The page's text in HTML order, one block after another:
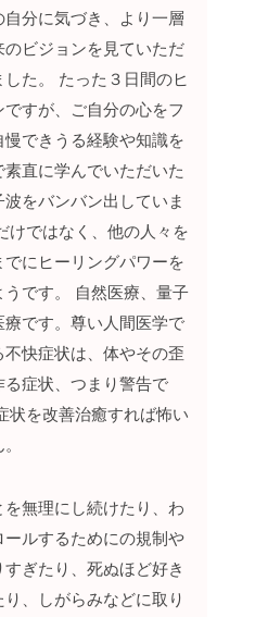
分に気づき、より一層
ビジョンを見ていただ
た。
たった３日間のヒ
すが、ご自分の心をフ
できうる経験や知識を
直に学んでいただいた
をバンバン出していま
けではなく、他の人々を
にヒーリングパワーを
です。
自然医療、量子
です。尊い人間医学で
快症状は、体やその歪
症状、つまり警告で
状を改善治癒すれば怖い
無理にし続けたり、わ
ルするためにの規制や
ぎたり、死ぬほど好き
、しがらみなどに取り